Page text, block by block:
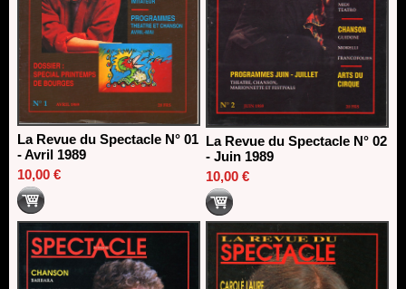
La Revue du Spectacle N° 01
- Avril 1989
10,00 €
La Revue du Spectacle N° 02
- Juin 1989
10,00 €